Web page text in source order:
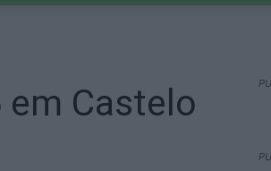
em Castelo